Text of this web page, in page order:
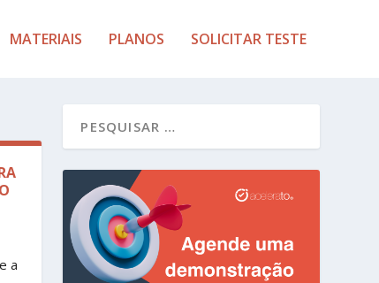
MATERIAIS PLANOS SOLICITAR TESTE
a